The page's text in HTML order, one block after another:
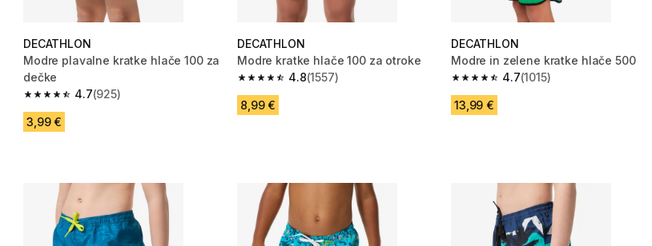
DECATHLON
Modre plavalne kratke hlače 100 za
dečke
4.7
4.7 od 5 zvezdic from 925 ocene
(925)
3,99 €
DECATHLON
Modre kratke hlače 100 za otroke
4.8
4.8 od 5 zvezdic from 1557 ocene
(1557)
8,99 €
DECATHLON
Modre in zelene kratke hlače 500
4.7
4.7 od 5 zvezdic from 1015 ocene
(1015)
13,99 €